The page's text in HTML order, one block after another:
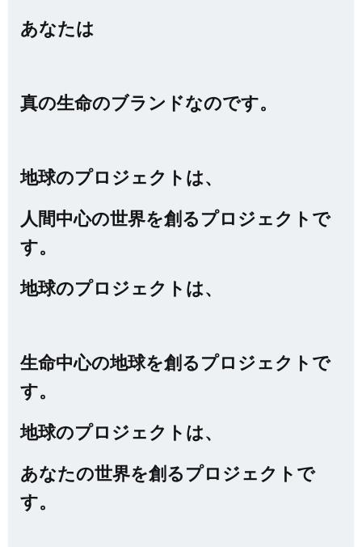
あなたは
真の生命のブランドなのです。
地球のプロジェクトは、
人間中心の世界を創るプロジェクトで
す。
地球のプロジェクトは、
生命中心の地球を創るプロジェクトで
す。
地球のプロジェクトは、
あなたの世界を創るプロジェクトで
す。